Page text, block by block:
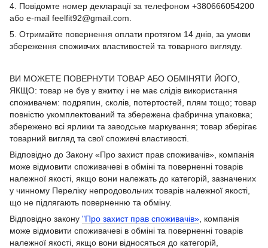
4. Повідомте номер декларації за телефоном +380666054200
або e-mail feelfit92@gmail.com.
5. Отримайте повернення оплати протягом 14 днів, за умови
збереження споживчих властивостей та товарного вигляду.
ВИ МОЖЕТЕ ПОВЕРНУТИ ТОВАР АБО ОБМІНЯТИ ЙОГО,
ЯКЩО: товар не був у вжитку і не має слідів використання
споживачем: подряпин, сколів, потертостей, плям тощо; товар
повністю укомплектований та збережена фабрична упаковка;
збережено всі ярлики та заводське маркування; товар зберігає
товарний вигляд та свої споживчі властивості.
Відповідно до Закону «Про захист прав споживачів», компанія
може відмовити споживачеві в обміні та поверненні товарів
належної якості, якщо вони належать до категорій, зазначених
у чинному Переліку непродовольчих товарів належної якості,
що не підлягають поверненню та обміну.
Відповідно закону "Про захист прав споживачів» , компанія
може відмовити споживачеві в обміні та поверненні товарів
належної якості, якщо вони відносяться до категорій,